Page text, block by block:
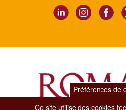
Préférences de
Ce site utilise des cookies